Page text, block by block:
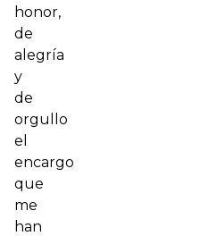
honor,
de
alegría
y
de
orgullo
el
encargo
que
me
han